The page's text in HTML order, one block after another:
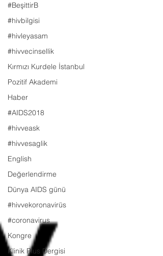
#BeşittirB
#hivbilgisi
#hivleyasam
#hivvecinsellik
Kırmızı Kurdele İstanbul
Pozitif Akademi
Haber
#AIDS2018
#hivveask
#hivvesaglik
English
Değerlendirme
Dünya AIDS günü
#hivvekoronavirüs
#coronavirus
Kongre
Klinik Plus Dergisi